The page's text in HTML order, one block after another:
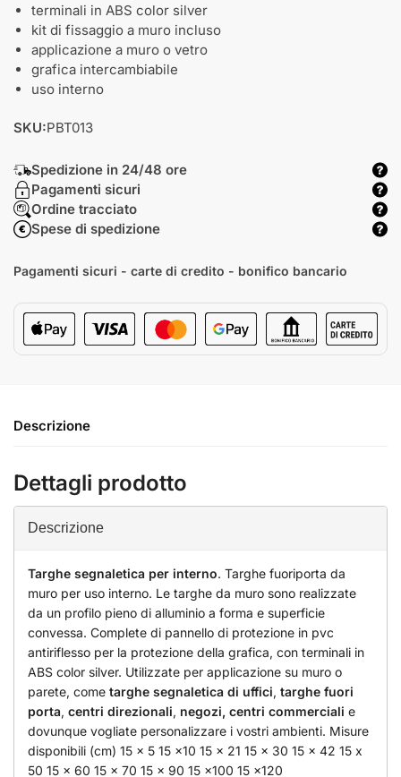
terminali in ABS color silver
kit di fissaggio a muro incluso
applicazione a muro o vetro
grafica intercambiabile
uso interno
SKU:PBT013
Spedizione in 24/48 ore
Pagamenti sicuri
Ordine tracciato
Spese di spedizione
Pagamenti sicuri - carte di credito - bonifico bancario
Descrizione
Dettagli prodotto
Descrizione
Targhe segnaletica per interno. Targhe fuoriporta da
muro per uso interno. Le targhe da muro sono realizzate
da un profilo pieno di alluminio a forma e superficie
convessa. Complete di pannello di protezione in pvc
antiriflesso per la protezione della grafica, con terminali in
ABS color silver. Utilizzate per applicazione su muro o
parete, come targhe segnaletica di uffici, targhe fuori
porta, centri direzionali, negozi, centri commerciali e
dovunque vogliate personalizzare i vostri ambienti. Misure
disponibili (cm) 15 x 5 15 x10 15 x 21 15 x 30 15 x 42 15 x
50 15 x 60 15 x 70 15 x 90 15 x100 15 x120